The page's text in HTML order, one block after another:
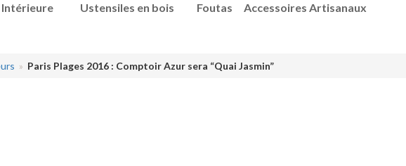
Intérieure Ustensiles en bois Foutas Accessoires Artisanaux
Paris Plages 2016 : Comptoir Azur sera “Quai Jasmin”